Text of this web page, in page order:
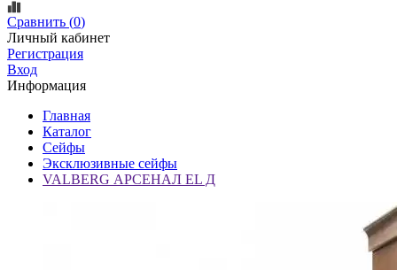
Сравнить (0)
Личный кабинет
Регистрация
Вход
Информация
Главная
Каталог
Сейфы
Эксклюзивные сейфы
VALBERG АРСЕНАЛ EL Д